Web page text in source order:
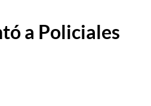
a Policiales